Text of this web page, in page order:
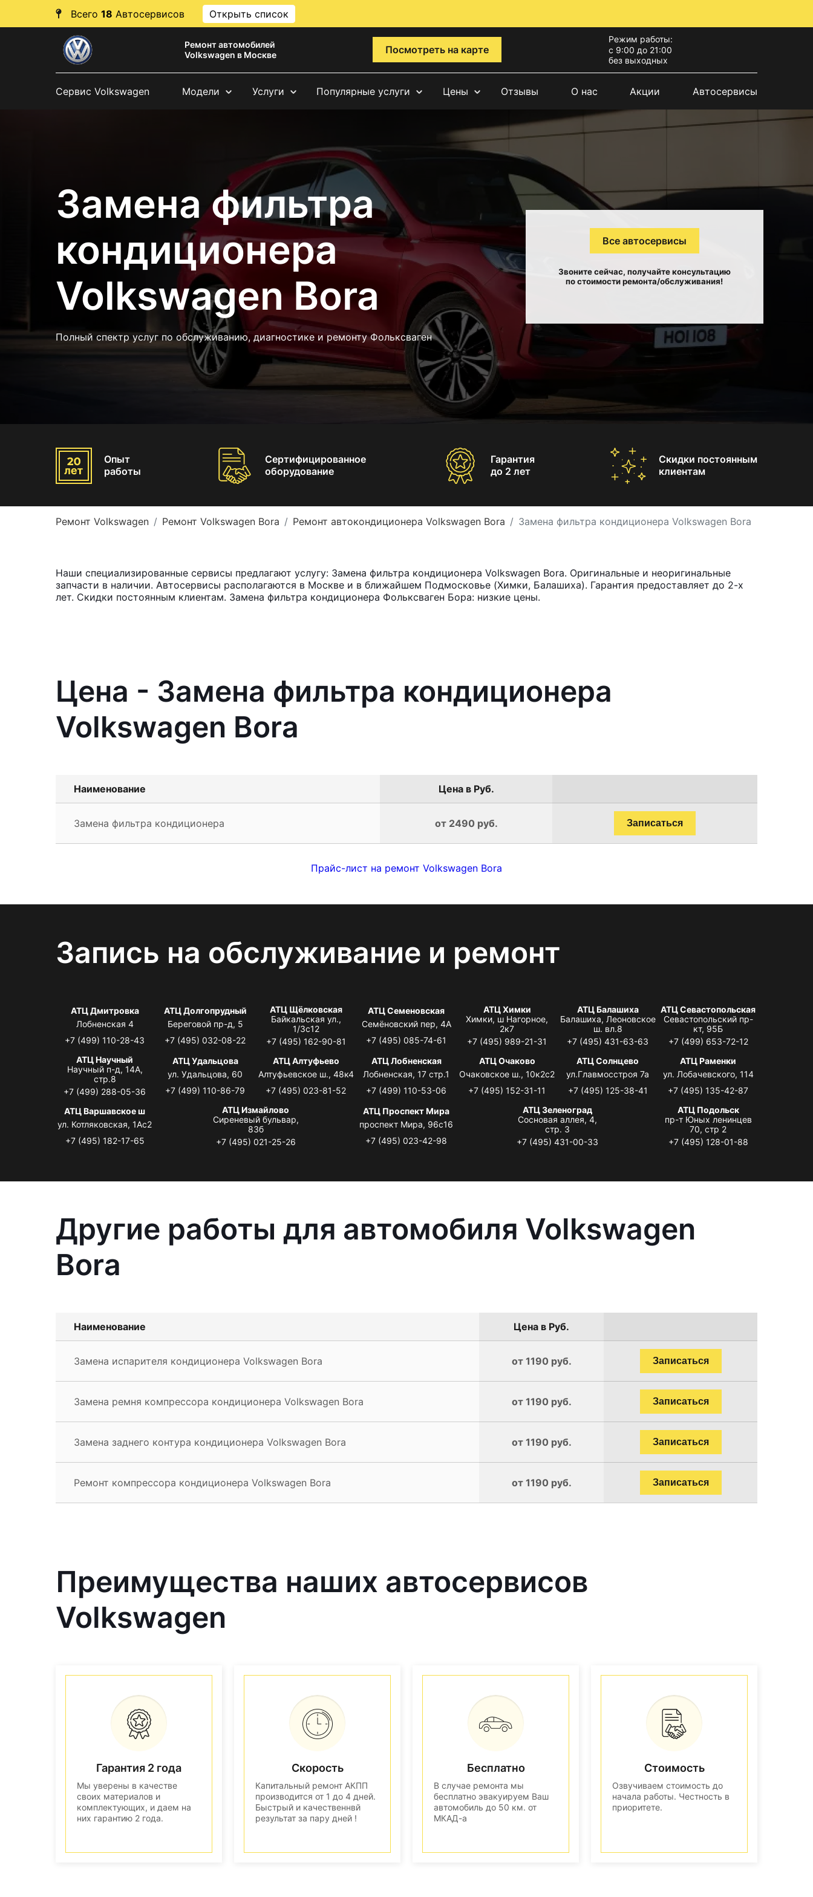
Всего 18 Автосервисов Открыть список
Ремонт автомобилей
Volkswagen в Москве
Посмотреть на карте
Режим работы:
с 9:00 до 21:00
без выходных
Сервис Volkswagen Модели Услуги Популярные услуги Цены Отзывы О нас Акции Автосервисы
Замена фильтра
кондиционера
Volkswagen Bora
Полный спектр услуг по обслуживанию, диагностике и ремонту Фольксваген
Все автосервисы
Звоните сейчас, получайте консультацию
по стоимости ремонта/обслуживания!
Опыт
работы
Сертифицированное
оборудование
Гарантия
до 2 лет
Скидки постоянным
клиентам
Ремонт Volkswagen Ремонт Volkswagen Bora Ремонт автокондиционера Volkswagen Bora Замена фильтра кондиционера Volkswagen Bora
Наши специализированные сервисы предлагают услугу: Замена фильтра кондиционера Volkswagen Bora. Оригинальные и неоригинальные
запчасти в наличии. Автосервисы располагаются в Москве и в ближайшем Подмосковье (Химки, Балашиха). Гарантия предоставляет до 2-х
лет. Скидки постоянным клиентам. Замена фильтра кондиционера Фольксваген Бора: низкие цены.
Цена - Замена фильтра кондиционера
Volkswagen Bora
Наименование Цена в Руб.
Замена фильтра кондиционера от 2490 руб. Записаться
Прайс-лист на ремонт Volkswagen Bora
Запись на обслуживание и ремонт
АТЦ Дмитровка
Лобненская 4
+7 (499) 110-28-43
АТЦ Долгопрудный
Береговой пр-д, 5
+7 (495) 032-08-22
АТЦ Щёлковская
Байкальская ул.,
1/3с12
+7 (495) 162-90-81
АТЦ Семеновская
Семёновский пер, 4А
+7 (495) 085-74-61
АТЦ Химки
Химки, ш Нагорное,
2к7
+7 (495) 989-21-31
АТЦ Балашиха
Балашиха, Леоновское
ш. вл.8
+7 (495) 431-63-63
АТЦ Севастопольская
Севастопольский пр-
кт, 95Б
+7 (499) 653-72-12
АТЦ Научный
Научный п-д, 14А,
стр.8
+7 (499) 288-05-36
АТЦ Удальцова
ул. Удальцова, 60
+7 (499) 110-86-79
АТЦ Алтуфьево
Алтуфьевское ш., 48к4
+7 (495) 023-81-52
АТЦ Лобненская
Лобненская, 17 стр.1
+7 (499) 110-53-06
АТЦ Очаково
Очаковское ш., 10к2с2
+7 (495) 152-31-11
АТЦ Солнцево
ул.Главмосстроя 7а
+7 (495) 125-38-41
АТЦ Раменки
ул. Лобачевского, 114
+7 (495) 135-42-87
АТЦ Варшавское ш
ул. Котляковская, 1Ас2
+7 (495) 182-17-65
АТЦ Измайлово
Сиреневый бульвар,
83б
+7 (495) 021-25-26
АТЦ Проспект Мира
проспект Мира, 96с16
+7 (495) 023-42-98
АТЦ Зеленоград
Сосновая аллея, 4,
стр. 3
+7 (495) 431-00-33
АТЦ Подольск
пр-т Юных ленинцев
70, стр 2
+7 (495) 128-01-88
Другие работы для автомобиля Volkswagen
Bora
Наименование Цена в Руб.
Замена испарителя кондиционера Volkswagen Bora от 1190 руб. Записаться
Замена ремня компрессора кондиционера Volkswagen Bora от 1190 руб. Записаться
Замена заднего контура кондиционера Volkswagen Bora от 1190 руб. Записаться
Ремонт компрессора кондиционера Volkswagen Bora от 1190 руб. Записаться
Преимущества наших автосервисов
Volkswagen
Гарантия 2 года
Мы уверены в качестве
своих материалов и
комплектующих, и даем на
них гарантию 2 года.
Скорость
Капитальный ремонт АКПП
производится от 1 до 4 дней.
Быстрый и качественнвй
результат за пару дней !
Бесплатно
В случае ремонта мы
бесплатно эвакуируем Ваш
автомобиль до 50 км. от
МКАД-а
Стоимость
Озвучиваем стоимость до
начала работы. Честность в
приоритете.